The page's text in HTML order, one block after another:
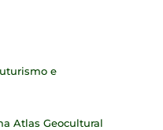
e
Atlas Geocultural